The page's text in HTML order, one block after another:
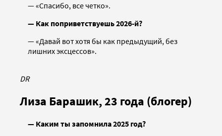
— «Спасибо, все четко».
— Как поприветствуешь 2026-й?
— «Давай вот хотя бы как предыдущий, без
лишних эксцессов».
DR
Лиза Барашик, 23 года (блогер)
— Каким ты запомнила 2025 год?